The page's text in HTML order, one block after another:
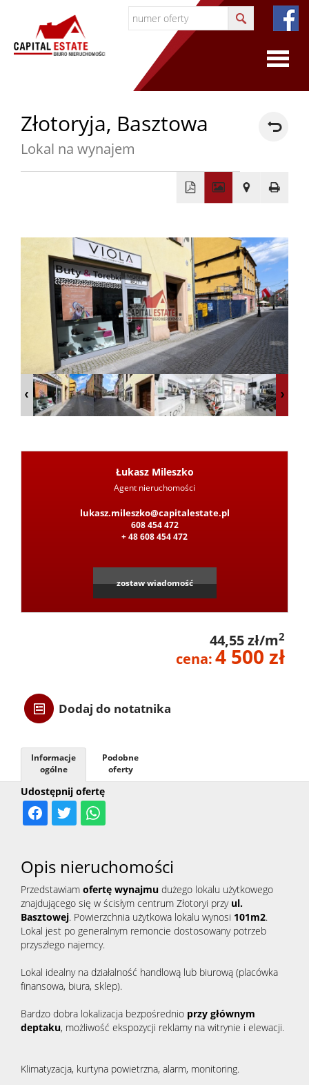
z
Danych
Usługi
klienta
Cennik
Złotoryja, Basztowa
Lokal na wynajem
−
Leaflet
Łukasz Mileszko
Agent nieruchomości
lukasz.mileszko@capitalestate.pl
608 454 472
+ 48 608 454 472
zostaw wiadomość
44,55 zł/m2
cena:4 500 zł
Dodaj do notatnika
Udostępnij ofertę
Informacje
ogólne
Podobne
oferty
Opis nieruchomości
Przedstawiam ofertę wynajmu dużego lokalu użytkowego
znajdującego się w ścisłym centrum Złotoryi przy ul.
Basztowej. Powierzchnia użytkowa lokalu wynosi 101m2.
Lokal jest po generalnym remoncie dostosowany potrzeb
przyszłego najemcy.
Lokal idealny na działalność handlową lub biurową (placówka
finansowa, biura, sklep).
Bardzo dobra lokalizacja bezpośrednio przy głównym
deptaku, możliwość ekspozycji reklamy na witrynie i elewacji.
Klimatyzacja, kurtyna powietrzna, alarm, monitoring.